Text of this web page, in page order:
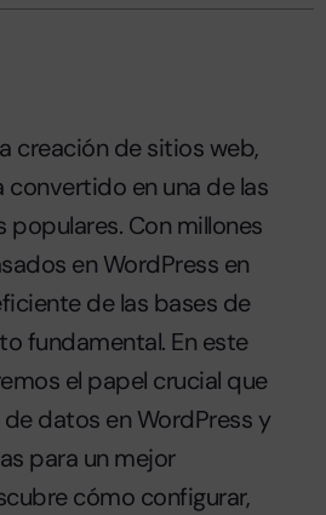
creación de sitios web,
convertido en una de las
Con millones
en WordPress en
de las bases de
fundamental. En este
el papel crucial que
datos en WordPress y
para un mejor
cómo configurar,